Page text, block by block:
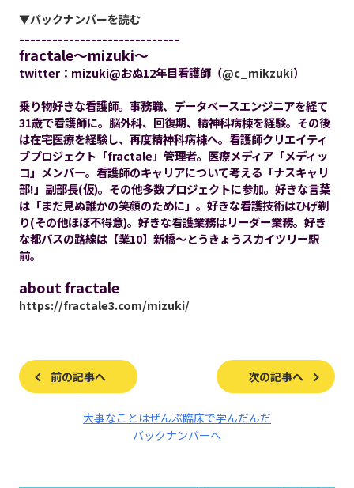
▼バックナンバーを読む
-----------------------------
fractale～mizuki～
twitter：mizuki@おぬ12年目看護師（@c_mikzuki）
乗り物好きな看護師。事務職、データベースエンジニアを経て
31歳で看護師に。脳外科、回復期、精神科病棟を経験。その後
は在宅医療を経験し、再度精神科病棟へ。看護師クリエイティ
ブプロジェクト「fractale」管理者。医療メディア「メディッ
コ」メンバー。看護師のキャリアについて考える「ナスキャリ
部!」副部長(仮)。その他多数プロジェクトに参加。好きな言葉
は「まだ見ぬ誰かの笑顔のために」。好きな看護技術はひげ剃
り(その他ほぼ不得意)。好きな看護業務はリーダー業務。好き
な都バスの路線は【業10】新橋～とうきょうスカイツリー駅
前。
about fractale
https://fractale3.com/mizuki/
前の記事へ 次の記事へ
大事なことはぜんぶ臨床で学んだんだ
バックナンバーへ